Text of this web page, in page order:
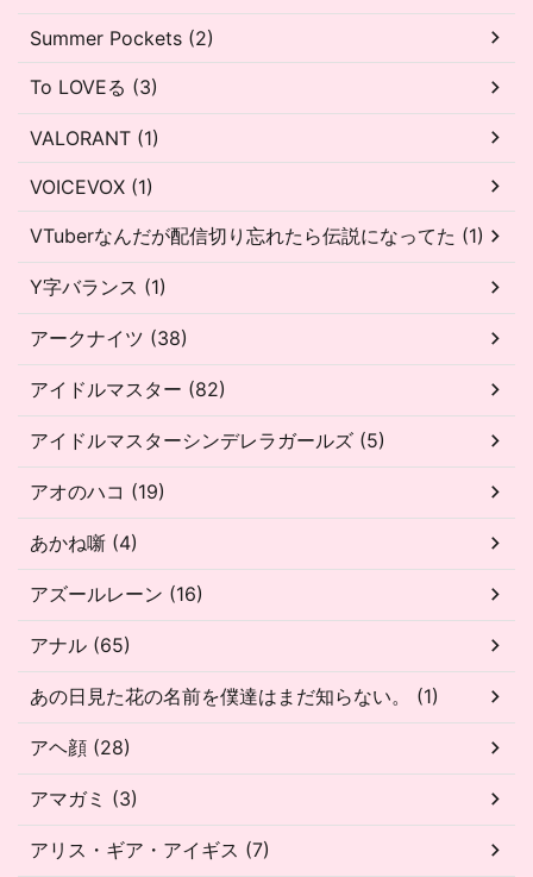
Summer Pockets (2)
To LOVEる (3)
VALORANT (1)
VOICEVOX (1)
VTuberなんだが配信切り忘れたら伝説になってた (1)
Y字バランス (1)
アークナイツ (38)
アイドルマスター (82)
アイドルマスターシンデレラガールズ (5)
アオのハコ (19)
あかね噺 (4)
アズールレーン (16)
アナル (65)
あの日見た花の名前を僕達はまだ知らない。 (1)
アヘ顔 (28)
アマガミ (3)
アリス・ギア・アイギス (7)